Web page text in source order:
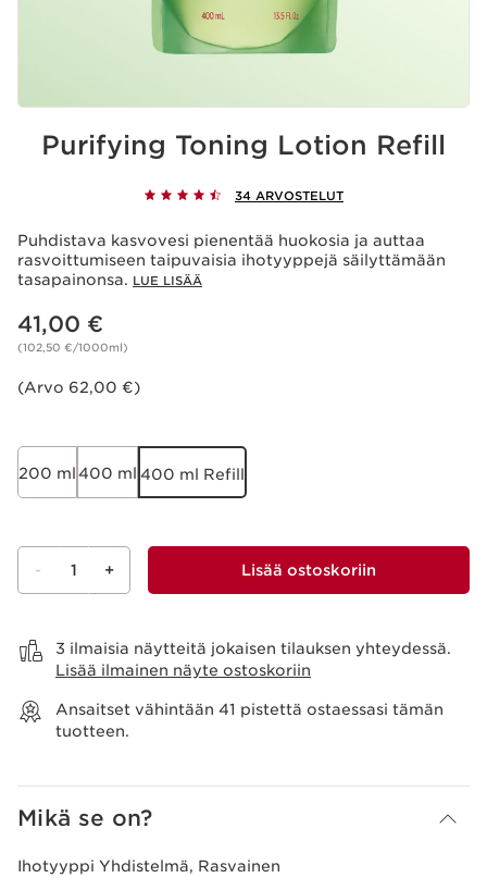
Purifying Toning Lotion Refill
34 ARVOSTELUT
Puhdistava kasvovesi pienentää huokosia ja auttaa
rasvoittumiseen taipuvaisia ihotyyppejä säilyttämään
tasapainonsa. LUE LISÄÄ
Nykyinen hinta 41,00 €
41,00 €
(102,50 €/1000ml)
(Arvo 62,00 €)
200 ml400 ml 400 ml Refill
- 1 + Lisää ostoskoriin
3 ilmaisia näytteitä jokaisen tilauksen yhteydessä.
Lisää ilmainen näyte ostoskoriin
Ansaitset vähintään 41 pistettä ostaessasi tämän
tuotteen.
Mikä se on?
Ihotyyppi Yhdistelmä, Rasvainen